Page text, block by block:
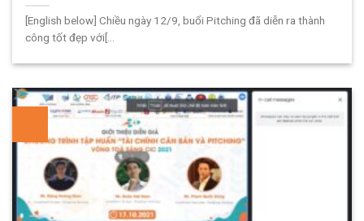
[English below] Chiều ngày 12/9, buổi Pitching đã diễn ra thành
công tốt đẹp với[...